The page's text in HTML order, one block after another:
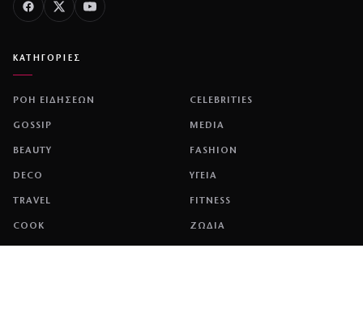
ΚΑΤΗΓΟΡΙΕΣ
ΡΟΗ ΕΙΔΗΣΕΩΝ CELEBRITIES
GOSSIP MEDIA
BEAUTY FASHION
DECO ΥΓΕΙΑ
TRAVEL FITNESS
COOK ΖΩΔΙΑ